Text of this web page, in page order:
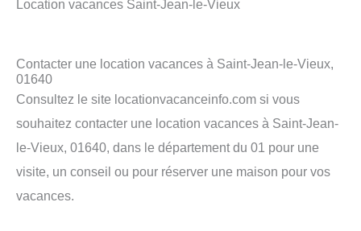
Location vacances Saint-Jean-le-Vieux
Contacter une location vacances à Saint-Jean-le-Vieux,
01640
Consultez le site locationvacanceinfo.com si vous
souhaitez contacter une location vacances à Saint-Jean-
le-Vieux, 01640, dans le département du 01 pour une
visite, un conseil ou pour réserver une maison pour vos
vacances.